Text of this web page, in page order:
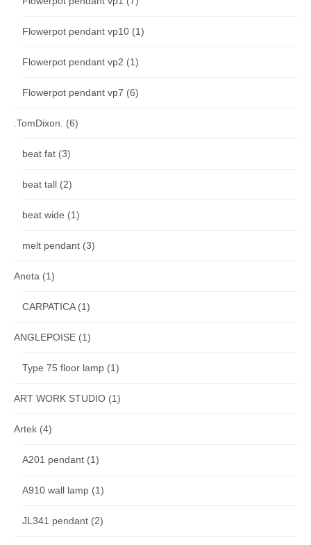
Flowerpot pendant vp10 (1)
Flowerpot pendant vp2 (1)
Flowerpot pendant vp7 (6)
.TomDixon. (6)
beat fat (3)
beat tall (2)
beat wide (1)
melt pendant (3)
Aneta (1)
CARPATICA(1)
ANGLEPOISE (1)
Type 75 floor lamp (1)
ART WORK STUDIO (1)
Artek (4)
A201 pendant (1)
A910 wall lamp (1)
JL341 pendant (2)